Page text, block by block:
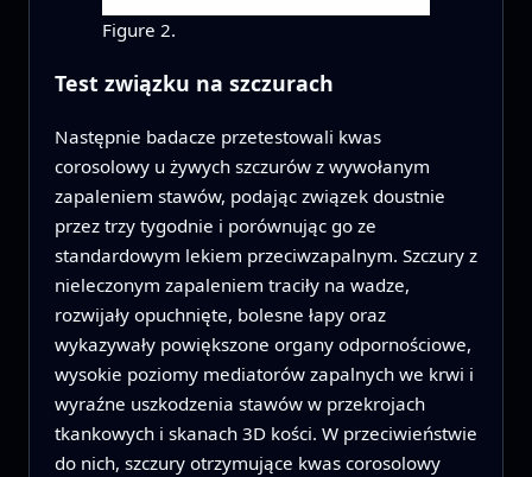
Figure 2.
Test związku na szczurach
Następnie badacze przetestowali kwas
corosolowy u żywych szczurów z wywołanym
zapaleniem stawów, podając związek doustnie
przez trzy tygodnie i porównując go ze
standardowym lekiem przeciwzapalnym. Szczury z
nieleczonym zapaleniem traciły na wadze,
rozwijały opuchnięte, bolesne łapy oraz
wykazywały powiększone organy odpornościowe,
wysokie poziomy mediatorów zapalnych we krwi i
wyraźne uszkodzenia stawów w przekrojach
tkankowych i skanach 3D kości. W przeciwieństwie
do nich, szczury otrzymujące kwas corosolowy